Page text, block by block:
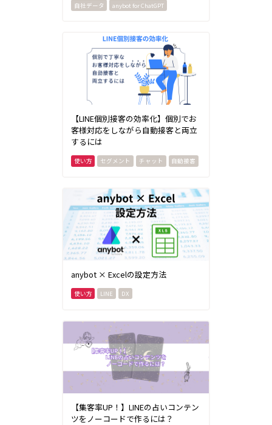
自社データ
anybot for ChatGPT
【LINE個別接客の効率化】個別でお
客様対応をしながら自動接客と両立
するには
セグメント チャット 自動接客
anybot × Excelの設定方法
LINE DX
【集客率UP！】LINEの占いコンテン
ツをノーコードで作るには？